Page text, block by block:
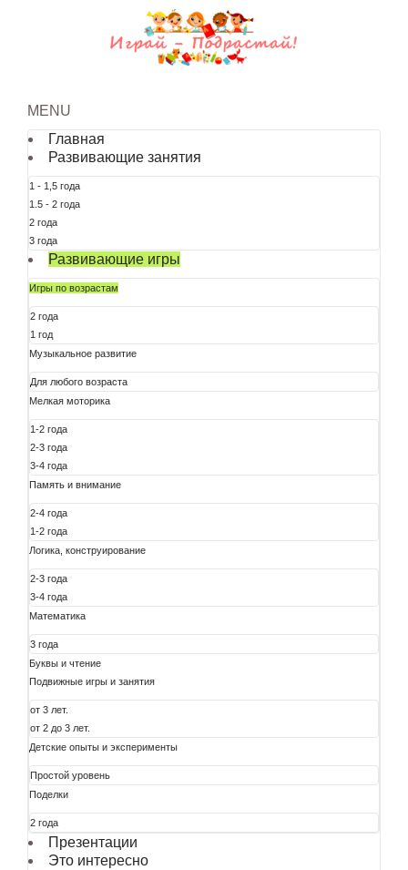
MENU
Главная
Развивающие занятия
1 - 1,5 года
1.5 - 2 года
2 года
3 года
Развивающие игры
Игры по возрастам
2 года
1 год
Музыкальное развитие
Для любого возраста
Мелкая моторика
1-2 года
2-3 года
3-4 года
Память и внимание
2-4 года
1-2 года
Логика, конструирование
2-3 года
3-4 года
Математика
3 года
Буквы и чтение
Подвижные игры и занятия
от 3 лет.
от 2 до 3 лет.
Детские опыты и эксперименты
Простой уровень
Поделки
2 года
Презентации
Это интересно